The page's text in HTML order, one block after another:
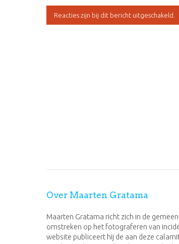
Reacties zijn bij dit bericht uitgeschakeld.
Over Maarten Gratama
Maarten Gratama richt zich in de
omstreken op het fotograferen van
website publiceert hij de aan deze